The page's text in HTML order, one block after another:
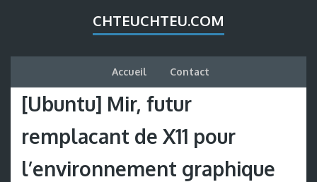
CHTEUCHTEU.COM
Accueil Contact
[Ubuntu] Mir, futur
remplacant de X11 pour
l’environnement graphique